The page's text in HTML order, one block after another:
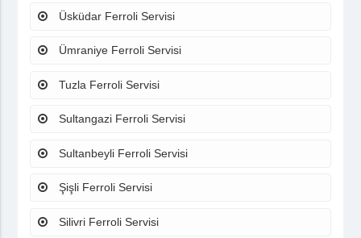
Üsküdar Ferroli Servisi
Ümraniye Ferroli Servisi
Tuzla Ferroli Servisi
Sultangazi Ferroli Servisi
Sultanbeyli Ferroli Servisi
Şişli Ferroli Servisi
Silivri Ferroli Servisi